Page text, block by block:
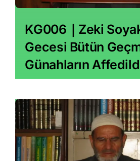
KG006｜Zeki
Gecesi Bütün
Günahların